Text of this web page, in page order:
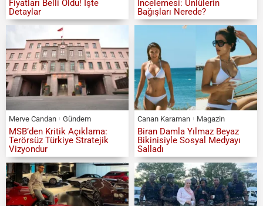
Fiyatları Belli Oldu! İşte
Detaylar
İncelemesi: Ünlülerin
Bağışları Nerede?
Merve Candan Gündem
MSB’den Kritik Açıklama:
Terörsüz Türkiye Stratejik
Vizyondur
Canan Karaman Magazin
Biran Damla Yılmaz Beyaz
Bikinisiyle Sosyal Medyayı
Salladı